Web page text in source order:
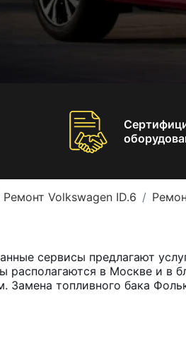
Ремонт Volkswagen ID.6
сервисы предлагают
располагаются в Москве и в
Замена топливного бака